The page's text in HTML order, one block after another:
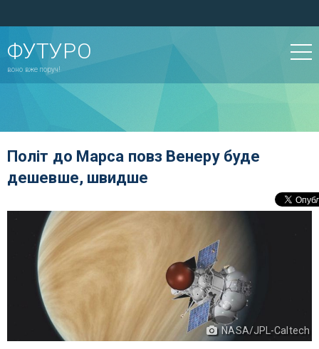
ФУТУРО
воно вже поруч!
Політ до Марса повз Венеру буде
дешевше, швидше
NASA/JPL-Caltech